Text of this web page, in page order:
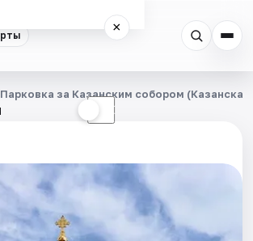
×
☾
Парковка за Казанским собором (Казанская